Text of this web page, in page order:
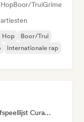
Boor/TruiGrime
Hop
Boor/Trui
Internationale rap
Media Outlet/Journalist, Afspeellijst Curator